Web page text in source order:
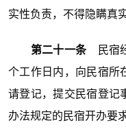
实性负责，不得隐瞒真
第二十一条民宿经
个工作日内，向民宿所
请登记，提交民宿登记
办法规定的民宿开办要